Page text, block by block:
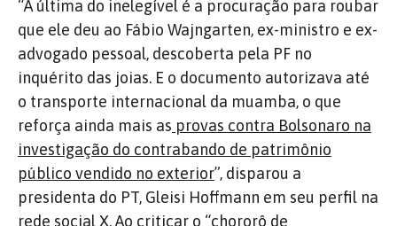
“A última do inelegível é a procuração para roubar
que ele deu ao Fábio Wajngarten, ex-ministro e ex-
advogado pessoal, descoberta pela PF no
inquérito das joias. E o documento autorizava até
o transporte internacional da muamba, o que
reforça ainda mais as provas contra Bolsonaro na
investigação do contrabando de patrimônio
público vendido no exterior”, disparou a
presidenta do PT, Gleisi Hoffmann em seu perfil na
rede social X. Ao criticar o “chororô de